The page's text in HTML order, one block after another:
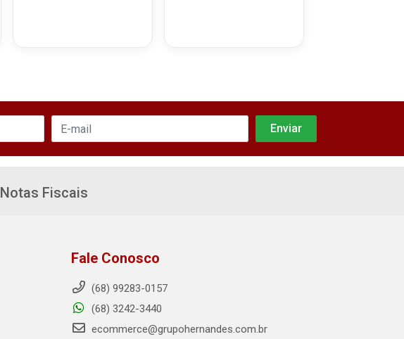
Notas Fiscais
Fale Conosco
(68) 99283-0157
(68) 3242-3440
ecommerce@grupohernandes.com.br